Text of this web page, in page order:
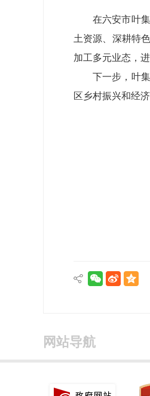
在六安市叶
土资源、深耕特
加工多元业态，
下一步，叶
区乡村振兴和经
网站导航